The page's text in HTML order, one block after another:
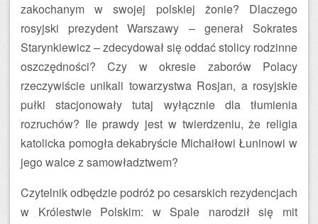
zakochanym w swojej polskiej żonie? Dlaczego
rosyjski prezydent Warszawy – generał Sokrates
Starynkiewicz – zdecydował się oddać stolicy rodzinne
oszczędności? Czy w okresie zaborów Polacy
rzeczywiście unikali towarzystwa Rosjan, a rosyjskie
pułki stacjonowały tutaj wyłącznie dla tłumienia
rozruchów? Ile prawdy jest w twierdzeniu, że religia
katolicka pomogła dekabryście Michaiłowi Łuninowi w
jego walce z samowładztwem?
Czytelnik odbędzie podróż po cesarskich rezydencjach
w Królestwie Polskim: w Spale narodził się mit